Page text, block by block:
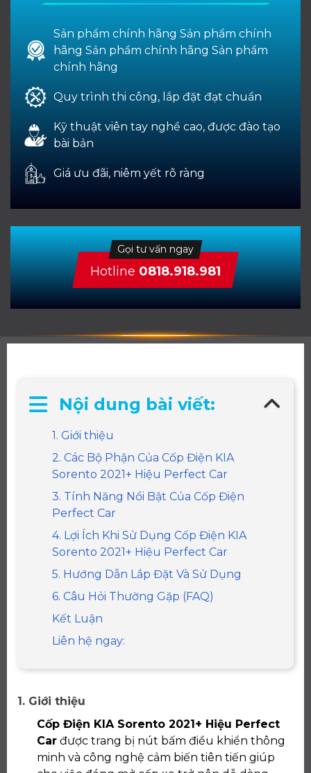
Sản phẩm chính hãng Sản phẩm chính
hãng Sản phẩm chính hãng Sản phẩm
chính hãng
Quy trình thi công, lắp đặt đạt chuẩn
Kỹ thuật viên tay nghề cao, được đào tạo
bài bản
Giá ưu đãi, niêm yết rõ ràng
Gọi tư vấn ngay
Hotline 0818.918.981
Nội dung bài viết:
1. Giới thiệu
2. Các Bộ Phận Của Cốp Điện KIA
Sorento 2021+ Hiệu Perfect Car
3. Tính Năng Nổi Bật Của Cốp Điện
Perfect Car
4. Lợi Ích Khi Sử Dụng Cốp Điện KIA
Sorento 2021+ Hiệu Perfect Car
5. Hướng Dẫn Lắp Đặt Và Sử Dụng
6. Câu Hỏi Thường Gặp (FAQ)
Kết Luận
Liên hệ ngay:
1. Giới thiệu
Cốp Điện KIA Sorento 2021+ Hiệu Perfect
Car được trang bị nút bấm điều khiển thông
minh và công nghệ cảm biến tiên tiến giúp